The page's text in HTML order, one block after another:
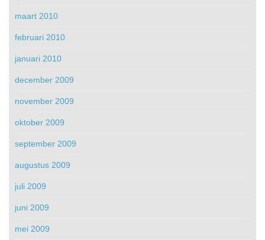
maart 2010
februari 2010
januari 2010
december 2009
november 2009
oktober 2009
september 2009
augustus 2009
juli 2009
juni 2009
mei 2009